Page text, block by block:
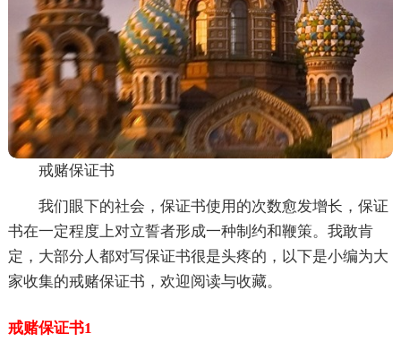
戒赌保证书
我们眼下的社会，保证书使用的次数愈发增长，保证
书在一定程度上对立誓者形成一种制约和鞭策。我敢肯
定，大部分人都对写保证书很是头疼的，以下是小编为大
家收集的戒赌保证书，欢迎阅读与收藏。
戒赌保证书1